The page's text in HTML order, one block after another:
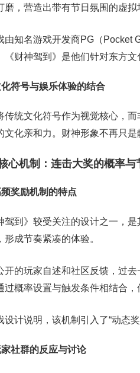
磨，营造出带有节日氛围的虚拟
由知名游戏开发商PG（Pocket
《财神驾到》是他们针对东方文
符号与娱乐体验的结合
传统文化符号作为视觉核心，
文化亲和力。财神形象不再只
心机制：连击大奖的概率与
奖励机制的特点
驾到》较受关注的设计之一，
形成节奏紧凑的体验。
开的玩家自述和社区反馈，过
过概率设置与触发条件相结合
设计说明，该机制引入了“动态
社群的反应与讨论